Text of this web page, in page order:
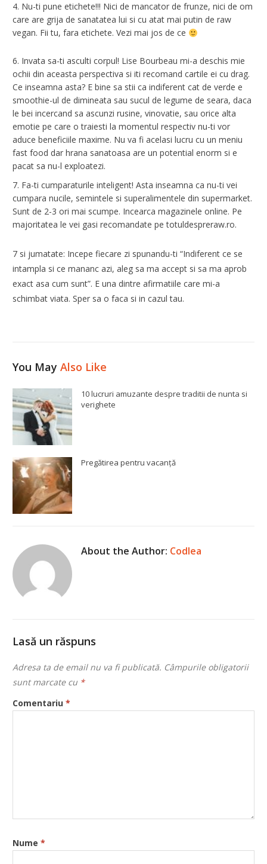
Nu-ti pune etichete!!! Nici de mancator de frunze, nici de om
care are grija de sanatatea lui si cu atat mai putin de raw
vegan. Fii tu, fara etichete. Vezi mai jos de ce
Invata sa-ti asculti corpul! Lise Bourbeaumi-a deschis mie
ochii din aceasta perspectiva si iti recomand cartile ei cu drag.
Ce inseamna asta? E bine sa stii ca indiferent cat de verde e
smoothie-ul de dimineata sau sucul de legume de seara, daca
le bei incercand sa ascunzi rusine, vinovatie, sau orice alta
emotie pe care o traiesti la momentul respectiv nu-ti vor
aduce beneficiile maxime. Nu va fi acelasi lucru cu un meniu
fast food dar hrana sanatoasa are un potential enorm si e
pacat sa nu-l exploatezi.
Fa-ti cumparaturile inteligent! Asta inseamna ca nu-ti vei
cumpara nucile, semintele si superalimentele din supermarket.
Sunt de 2-3 ori mai scumpe. Incearca magazinele online. Pe
majoritatea le vei gasi recomandate pe totuldespreraw.ro.
7 si jumatate: Incepe fiecare zi spunandu-ti “Indiferent ce se
intampla si ce mananc azi, aleg sa ma accept si sa ma aprob
exact asa cum sunt”. E una dintre afirmatiile care mi-a
schimbat viata. Sper sa o faca si in cazul tau.
You MayAlso Like
10 lucruri amuzante despre traditii de nunta si
verighete
Pregătirea pentru vacanță
About the Author: Codlea
Lasă un răspuns
Adresa ta de email nu va fi publicată. Câmpurile obligatorii
sunt marcate cu *
Comentariu*
Nume*